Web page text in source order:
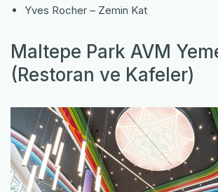
Yves Rocher – Zemin Kat
Maltepe Park AVM
(Restoran ve Kafeler)